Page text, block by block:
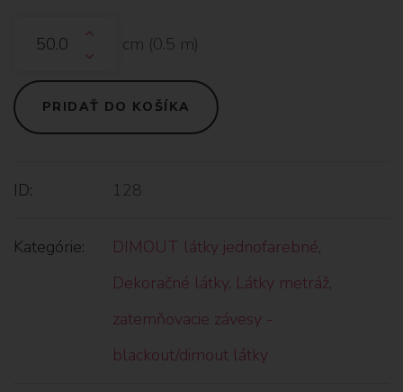
cm (0.5 m)
PRIDAŤ DO KOŠÍKA
ID: 128
Kategórie: DIMOUT látky jednofarebné,
Dekoračné látky, Látky metráž,
zatemňovacie závesy -
blackout/dimout látky